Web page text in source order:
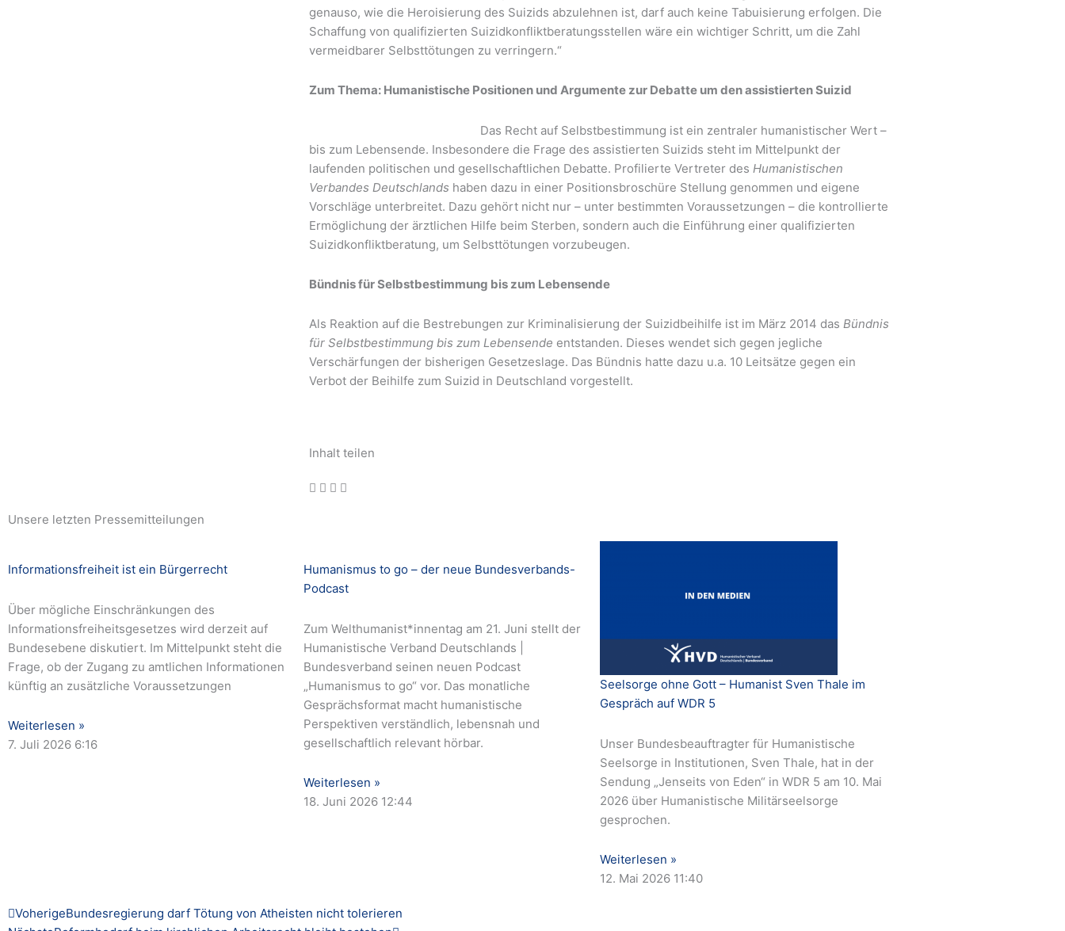
genauso, wie die Heroisierung des Suizids abzulehnen ist, darf auch keine Tabuisierung erfolgen. Die
Schaffung von qualifizierten Suizidkonfliktberatungsstellen wäre ein wichtiger Schritt, um die Zahl
vermeidbarer Selbsttötungen zu verringern.“
Zum Thema: Humanistische Positionen und Argumente zur Debatte um den assistierten Suizid
Das Recht auf Selbstbestimmung ist ein zentraler humanistischer Wert –
bis zum Lebensende. Insbesondere die Frage des assistierten Suizids steht im Mittelpunkt der
laufenden politischen und gesellschaftlichen Debatte. Profilierte Vertreter des Humanistischen
Verbandes Deutschlands haben dazu in einer Positionsbroschüre Stellung genommen und eigene
Vorschläge unterbreitet. Dazu gehört nicht nur – unter bestimmten Voraussetzungen – die kontrollierte
Ermöglichung der ärztlichen Hilfe beim Sterben, sondern auch die Einführung einer qualifizierten
Suizidkonfliktberatung, um Selbsttötungen vorzubeugen.
Bündnis für Selbstbestimmung bis zum Lebensende
Als Reaktion auf die Bestrebungen zur Kriminalisierung der Suizidbeihilfe ist im März 2014 das Bündnis
für Selbstbestimmung bis zum Lebensende entstanden. Dieses wendet sich gegen jegliche
Verschärfungen der bisherigen Gesetzeslage. Das Bündnis hatte dazu u.a. 10 Leitsätze gegen ein
Verbot der Beihilfe zum Suizid in Deutschland vorgestellt.
Inhalt teilen
Unsere letzten Pressemitteilungen
Informationsfreiheit ist ein Bürgerrecht
Über mögliche Einschränkungen des
Informationsfreiheitsgesetzes wird derzeit auf
Bundesebene diskutiert. Im Mittelpunkt steht die
Frage, ob der Zugang zu amtlichen Informationen
künftig an zusätzliche Voraussetzungen
Weiterlesen »
7. Juli 2026 6:16
Humanismus to go – der neue Bundesverbands-
Podcast
Zum Welthumanist*innentag am 21. Juni stellt der
Humanistische Verband Deutschlands |
Bundesverband seinen neuen Podcast
„Humanismus to go“ vor. Das monatliche
Gesprächsformat macht humanistische
Perspektiven verständlich, lebensnah und
gesellschaftlich relevant hörbar.
Weiterlesen »
18. Juni 2026 12:44
Seelsorge ohne Gott – Humanist Sven Thale im
Gespräch auf WDR 5
Unser Bundesbeauftragter für Humanistische
Seelsorge in Institutionen, Sven Thale, hat in der
Sendung „Jenseits von Eden“ in WDR 5 am 10. Mai
2026 über Humanistische Militärseelsorge
gesprochen.
Weiterlesen »
12. Mai 2026 11:40
Zurück
VoherigeBundesregierung darf Tötung von Atheisten nicht tolerierenNächster